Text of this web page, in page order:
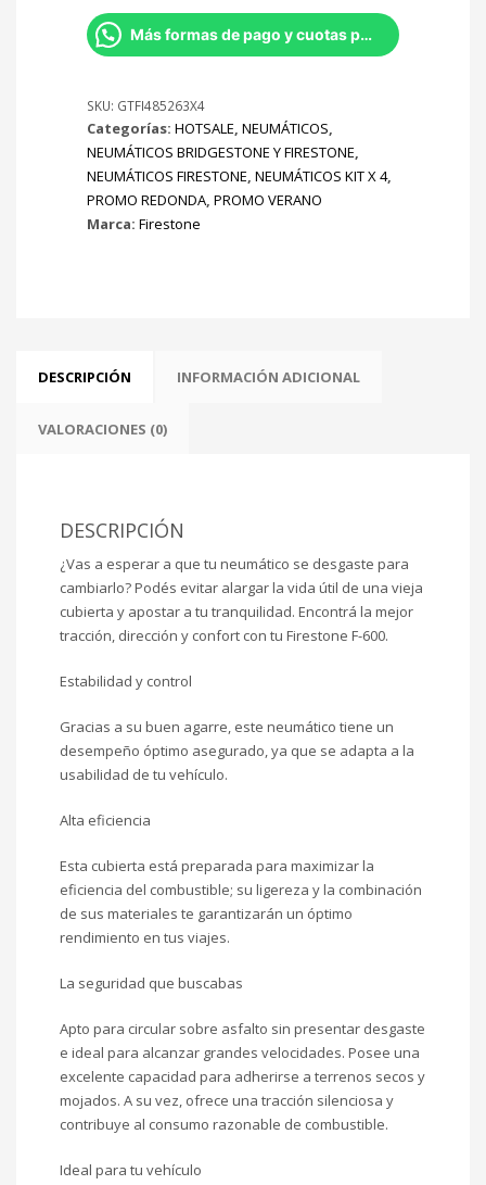
94T
KIT
X4
Más formas de pago y cuotas por Whatsapp
SKU: GTFI485263X4
Categorías: HOTSALE, NEUMÁTICOS,
NEUMÁTICOS BRIDGESTONE Y FIRESTONE,
NEUMÁTICOS FIRESTONE, NEUMÁTICOS KIT X 4,
PROMO REDONDA, PROMO VERANO
Marca: Firestone
DESCRIPCIÓN INFORMACIÓN ADICIONAL
VALORACIONES (0)
DESCRIPCIÓN
¿Vas a esperar a que tu neumático se desgaste para
cambiarlo? Podés evitar alargar la vida útil de una vieja
cubierta y apostar a tu tranquilidad. Encontrá la mejor
tracción, dirección y confort con tu Firestone F-600.
Estabilidad y control
Gracias a su buen agarre, este neumático tiene un
desempeño óptimo asegurado, ya que se adapta a la
usabilidad de tu vehículo.
Alta eficiencia
Esta cubierta está preparada para maximizar la
eficiencia del combustible; su ligereza y la combinación
de sus materiales te garantizarán un óptimo
rendimiento en tus viajes.
La seguridad que buscabas
Apto para circular sobre asfalto sin presentar desgaste
e ideal para alcanzar grandes velocidades. Posee una
excelente capacidad para adherirse a terrenos secos y
mojados. A su vez, ofrece una tracción silenciosa y
contribuye al consumo razonable de combustible.
Ideal para tu vehículo